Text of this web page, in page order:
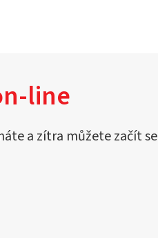
line
a zítra můžete začít se